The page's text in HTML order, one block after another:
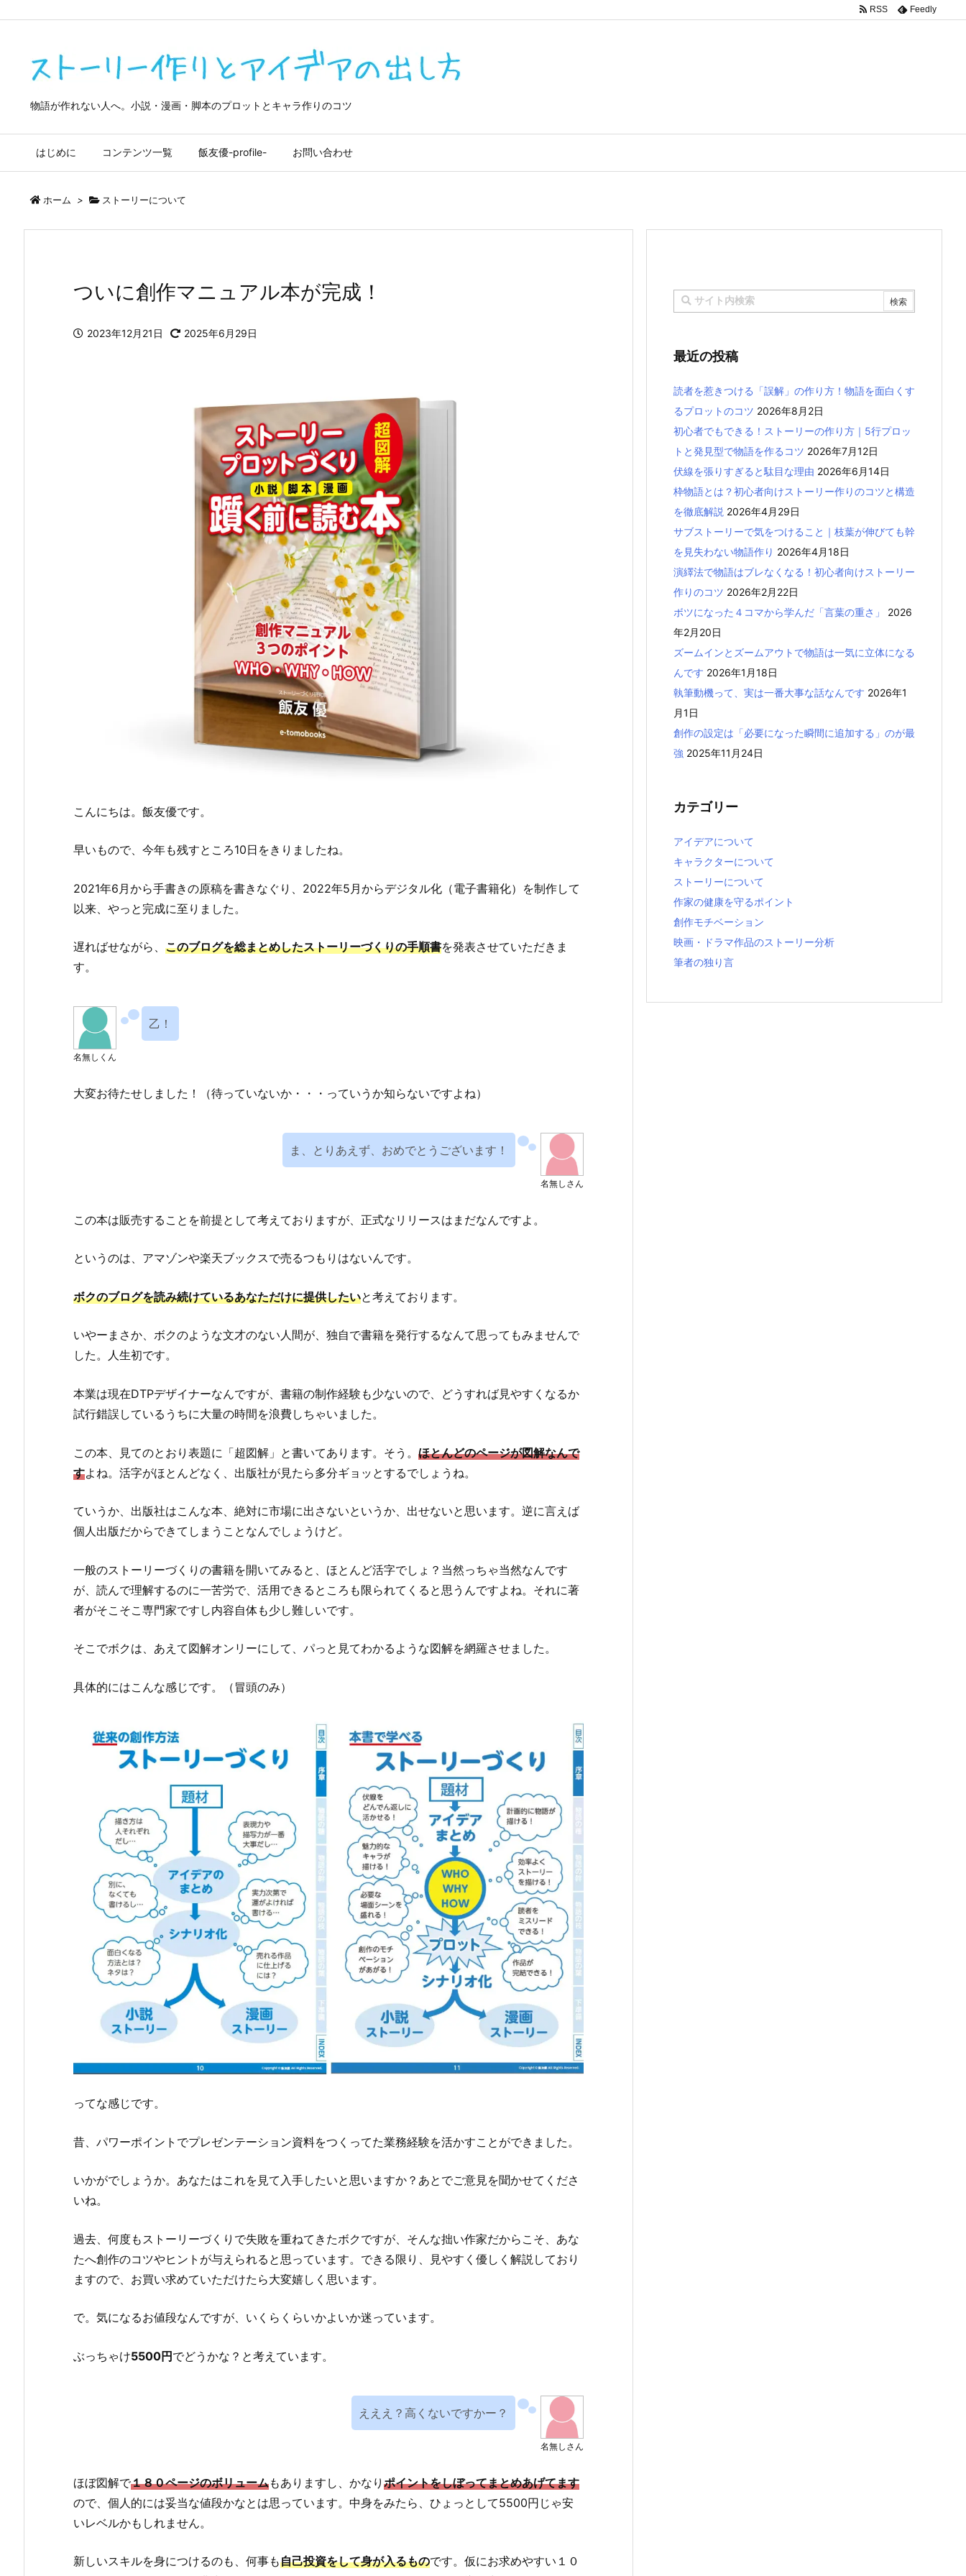
物語が作れない人へ。小説・漫画・脚本のプロットとキャラ作りのコツ
はじめに コンテンツ一覧 飯友優-profile- お問い合わせ
RSS Feedly
ホーム > ストーリーについて
ついに創作マニュアル本が完成！
2023年12月21日 2025年6月29日
こんにちは。飯友優です。
早いもので、今年も残すところ10日をきりましたね。
2021年6月から手書きの原稿を書きなぐり、2022年5月からデジタル化（電子書籍化）を制作して
以来、やっと完成に至りました。
遅ればせながら、 このブログを総まとめしたストーリーづくりの手順書を発表させていただきま
す。
名無しくん
乙！
大変お待たせしました！（待っていないか・・・っていうか知らないですよね）
名無しさん
ま、とりあえず、おめでとうございます！
この本は販売することを前提として考えておりますが、正式なリリースはまだなんですよ。
というのは、アマゾンや楽天ブックスで売るつもりはないんです。
ボクのブログを読み続けているあなただけに提供したいと考えております。
いやーまさか、ボクのような文才のない人間が、独自で書籍を発行するなんて思ってもみませんで
した。人生初です。
本業は現在DTPデザイナーなんですが、書籍の制作経験も少ないので、どうすれば見やすくなるか
試行錯誤しているうちに大量の時間を浪費しちゃいました。
この本、見てのとおり表題に「超図解」と書いてあります。そう。 ほとんどのページが図解なんで
すよね。活字がほとんどなく、出版社が見たら多分ギョッとするでしょうね。
ていうか、出版社はこんな本、絶対に市場に出さないというか、出せないと思います。逆に言えば
個人出版だからできてしまうことなんでしょうけど。
一般のストーリーづくりの書籍を開いてみると、ほとんど活字でしょ？当然っちゃ当然なんです
が、読んで理解するのに一苦労で、活用できるところも限られてくると思うんですよね。それに著
者がそこそこ専門家ですし内容自体も少し難しいです。
そこでボクは、あえて図解オンリーにして、パっと見てわかるような図解を網羅させました。
具体的にはこんな感じです。（冒頭のみ）
ってな感じです。
昔、パワーポイントでプレゼンテーション資料をつくってた業務経験を活かすことができました。
いかがでしょうか。あなたはこれを見て入手したいと思いますか？あとでご意見を聞かせてくださ
いね。
過去、何度もストーリーづくりで失敗を重ねてきたボクですが、そんな拙い作家だからこそ、あな
たへ創作のコツやヒントが与えられると思っています。できる限り、見やすく優しく解説しており
ますので、お買い求めていただけたら大変嬉しく思います。
で。気になるお値段なんですが、いくらくらいかよいか迷っています。
ぶっちゃけ5500円でどうかな？と考えています。
名無しさん
えええ？高くないですかー？
ほぼ図解で１８０ページのボリュームもありますし、かなり ポイントをしぼってまとめあげてます
ので、個人的には妥当な値段かなとは思っています。中身をみたら、ひょっとして5500円じゃ安
いレベルかもしれません。
新しいスキルを身につけるのも、何事も自己投資をして身が入るものです。仮にお求めやすい１０
最近の投稿
読者を惹きつける「誤解」の作り方！物語を面白くす
るプロットのコツ 2026年8月2日
初心者でもできる！ストーリーの作り方｜5行プロッ
トと発見型で物語を作るコツ 2026年7月12日
伏線を張りすぎると駄目な理由 2026年6月14日
枠物語とは？初心者向けストーリー作りのコツと構造
を徹底解説 2026年4月29日
サブストーリーで気をつけること｜枝葉が伸びても幹
を見失わない物語作り 2026年4月18日
演繹法で物語はブレなくなる！初心者向けストーリー
作りのコツ 2026年2月22日
ボツになった４コマから学んだ「言葉の重さ」
2026
年2月20日
ズームインとズームアウトで物語は一気に立体になる
んです 2026年1月18日
執筆動機って、実は一番大事な話なんです 2026年1
月1日
創作の設定は「必要になった瞬間に追加する」のが最
強 2025年11月24日
カテゴリー
アイデアについて
キャラクターについて
ストーリーについて
作家の健康を守るポイント
創作モチベーション
映画・ドラマ作品のストーリー分析
筆者の独り言